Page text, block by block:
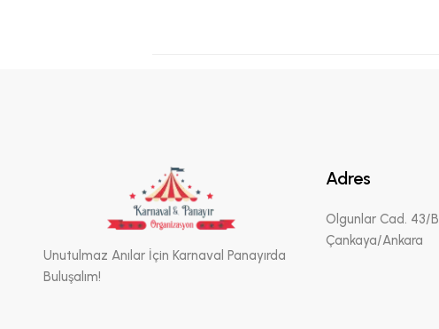
Unutulmaz Anılar İçin Karnaval Panayırda
Buluşalım!
Adres
Olgunlar Cad. 43/B
Çankaya/Ankara